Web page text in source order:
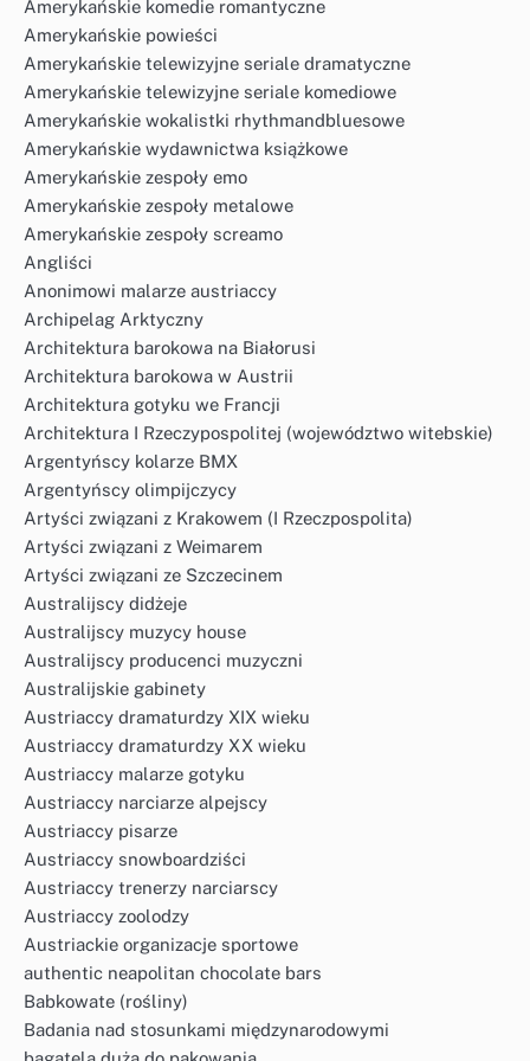
Amerykańskie komedie romantyczne
Amerykańskie powieści
Amerykańskie telewizyjne seriale dramatyczne
Amerykańskie telewizyjne seriale komediowe
Amerykańskie wokalistki rhythmandbluesowe
Amerykańskie wydawnictwa książkowe
Amerykańskie zespoły emo
Amerykańskie zespoły metalowe
Amerykańskie zespoły screamo
Angliści
Anonimowi malarze austriaccy
Archipelag Arktyczny
Architektura barokowa na Białorusi
Architektura barokowa w Austrii
Architektura gotyku we Francji
Architektura I Rzeczypospolitej (województwo witebskie)
Argentyńscy kolarze BMX
Argentyńscy olimpijczycy
Artyści związani z Krakowem (I Rzeczpospolita)
Artyści związani z Weimarem
Artyści związani ze Szczecinem
Australijscy didżeje
Australijscy muzycy house
Australijscy producenci muzyczni
Australijskie gabinety
Austriaccy dramaturdzy XIX wieku
Austriaccy dramaturdzy XX wieku
Austriaccy malarze gotyku
Austriaccy narciarze alpejscy
Austriaccy pisarze
Austriaccy snowboardziści
Austriaccy trenerzy narciarscy
Austriaccy zoolodzy
Austriackie organizacje sportowe
authentic neapolitan chocolate bars
Babkowate (rośliny)
Badania nad stosunkami międzynarodowymi